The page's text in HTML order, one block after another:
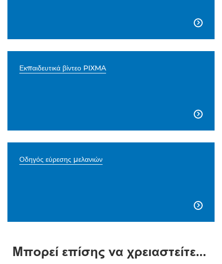

Εκπαιδευτικά βίντεο PIXMA

Οδηγός εύρεσης μελανιών

Μπορεί επίσης να χρειαστείτε...